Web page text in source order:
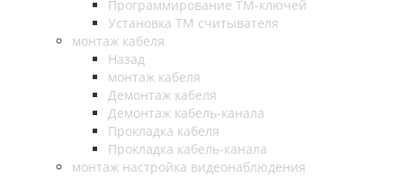
Программирование ТМ-ключей
Установка ТМ считывателя
монтаж кабеля
Назад
монтаж кабеля
Демонтаж кабеля
Демонтаж кабель-канала
Прокладка кабеля
Прокладка кабель-канала
монтаж настройка видеонаблюдения